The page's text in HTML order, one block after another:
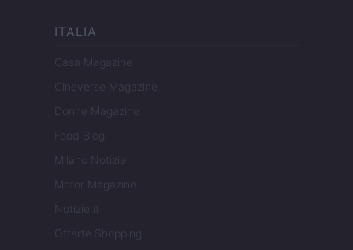
ITALIA
Casa Magazine
Cineverse Magazine
Donne Magazine
Food Blog
Milano Notizie
Motor Magazine
Notizie.it
Offerte Shopping